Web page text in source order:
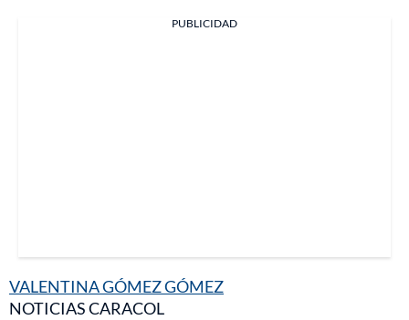
PUBLICIDAD
VALENTINA GÓMEZ GÓMEZ
NOTICIAS CARACOL